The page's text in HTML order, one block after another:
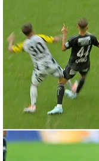
© Krone Multimedia
Muthgasse 2, 1190